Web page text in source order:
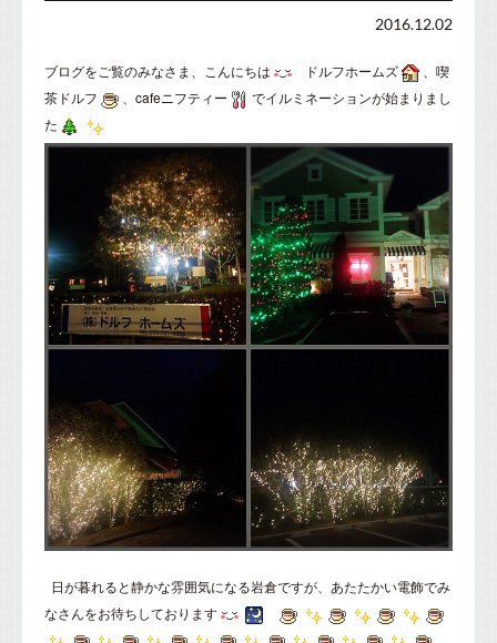
2016.12.02
ブログをご覧のみなさま、こんにちは ドルフホームズ
、喫
茶ドルフ
、cafeニフティー
でイルミネーションが始まりまし
た
日が暮れると静かな雰囲気になる岩倉ですが、あたたかい電飾でみ
なさんをお待ちしております